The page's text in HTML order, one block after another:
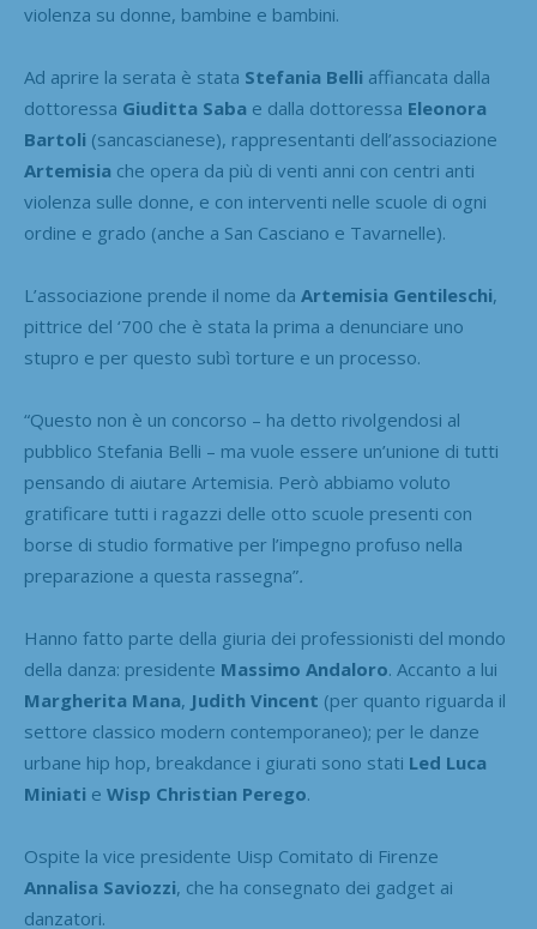
violenza su donne, bambine e bambini.
Ad aprire la serata è stata Stefania Belli affiancata dalla
dottoressa Giuditta Saba e dalla dottoressa Eleonora
Bartoli (sancascianese), rappresentanti dell’associazione
Artemisia che opera da più di venti anni con centri anti
violenza sulle donne, e con interventi nelle scuole di ogni
ordine e grado (anche a San Casciano e Tavarnelle).
L’associazione prende il nome da Artemisia Gentileschi,
pittrice del ‘700 che è stata la prima a denunciare uno
stupro e per questo subì torture e un processo.
“Questo non è un concorso – ha detto rivolgendosi al
pubblico Stefania Belli – ma vuole essere un’unione di tutti
pensando di aiutare Artemisia. Però abbiamo voluto
gratificare tutti i ragazzi delle otto scuole presenti con
borse di studio formative per l’impegno profuso nella
preparazione a questa rassegna”.
Hanno fatto parte della giuria dei professionisti del mondo
della danza: presidente Massimo Andaloro. Accanto a lui
Margherita Mana, Judith Vincent (per quanto riguarda il
settore classico modern contemporaneo); per le danze
urbane hip hop, breakdance i giurati sono stati Led Luca
Miniati e Wisp Christian Perego.
Ospite la vice presidente Uisp Comitato di Firenze
Annalisa Saviozzi, che ha consegnato dei gadget ai
danzatori.